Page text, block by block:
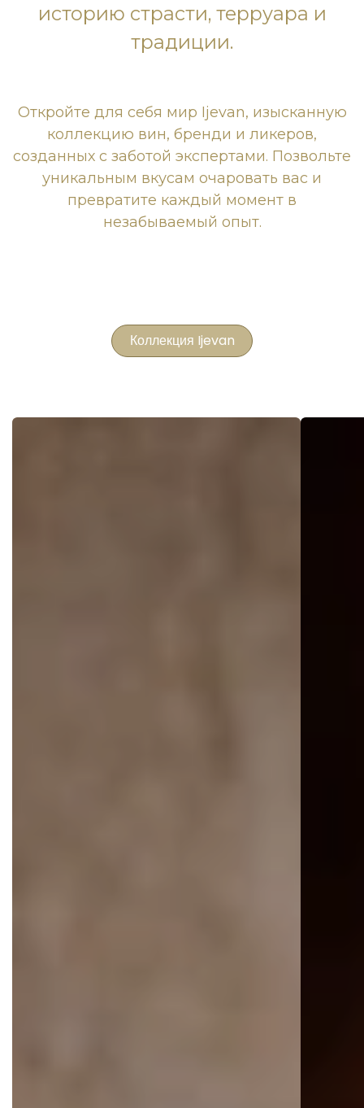
историю страсти, терруара и
традиции.
Откройте для себя мир Ijevan, изысканную
коллекцию вин, бренди и ликеров,
созданных с заботой экспертами. Позвольте
уникальным вкусам очаровать вас и
превратите каждый момент в
незабываемый опыт.
Коллекция Ijevan